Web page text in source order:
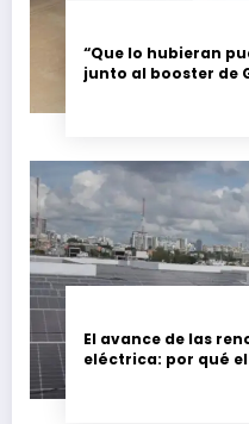
“Que lo hubieran
junto al booster de
El avance de las
eléctrica: por qué